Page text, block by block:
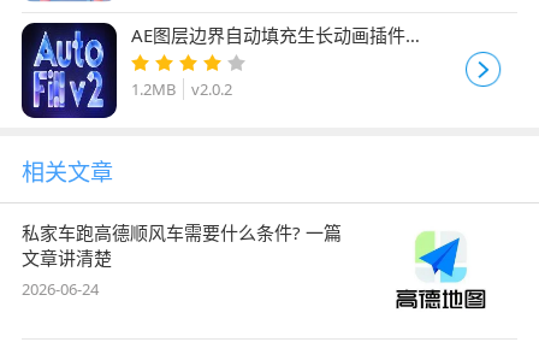
AE图层边界自动填充生长动画插件
AEscripts AutoFill v2.0.2 Mac苹果汉化版
1.2MB v2.0.2
相关文章
私家车跑高德顺风车需要什么条件? 一篇
文章讲清楚
2026-06-24